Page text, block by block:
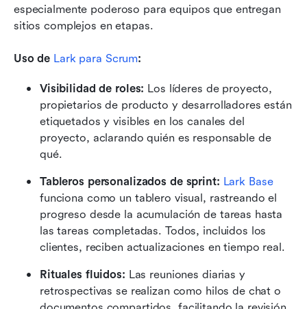
especialmente poderoso para equipos que entregan
sitios complejos en etapas.
Uso de Lark para Scrum:
Visibilidad de roles: Los líderes de proyecto,
propietarios de producto y desarrolladores están
etiquetados y visibles en los canales del
proyecto, aclarando quién es responsable de
qué.
Tableros personalizados de sprint: Lark Base
funciona como un tablero visual, rastreando el
progreso desde la acumulación de tareas hasta
las tareas completadas. Todos, incluidos los
clientes, reciben actualizaciones en tiempo real.
Rituales fluidos: Las reuniones diarias y
retrospectivas se realizan como hilos de chat o